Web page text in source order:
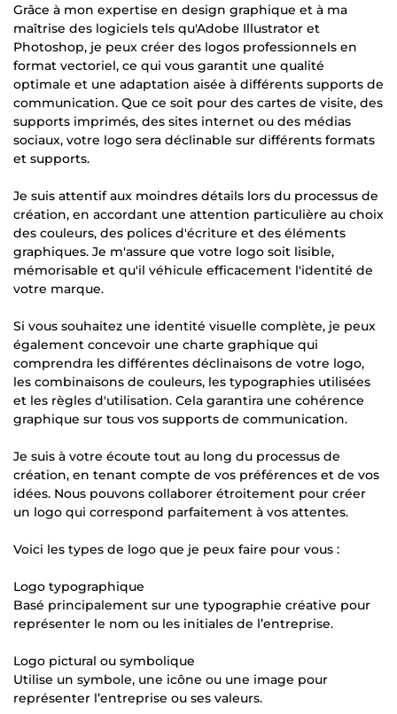
Grâce à mon expertise en design graphique et à ma
maîtrise des logiciels tels qu'Adobe Illustrator et
Photoshop, je peux créer des logos professionnels en
format vectoriel, ce qui vous garantit une qualité
optimale et une adaptation aisée à différents supports de
communication. Que ce soit pour des cartes de visite, des
supports imprimés, des sites internet ou des médias
sociaux, votre logo sera déclinable sur différents formats
et supports.
Je suis attentif aux moindres détails lors du processus de
création, en accordant une attention particulière au choix
des couleurs, des polices d'écriture et des éléments
graphiques. Je m'assure que votre logo soit lisible,
mémorisable et qu'il véhicule efficacement l'identité de
votre marque.
Si vous souhaitez une identité visuelle complète, je peux
également concevoir une charte graphique qui
comprendra les différentes déclinaisons de votre logo,
les combinaisons de couleurs, les typographies utilisées
et les règles d'utilisation. Cela garantira une cohérence
graphique sur tous vos supports de communication.
Je suis à votre écoute tout au long du processus de
création, en tenant compte de vos préférences et de vos
idées. Nous pouvons collaborer étroitement pour créer
un logo qui correspond parfaitement à vos attentes.
Voici les types de logo que je peux faire pour vous :
Logo typographique
Basé principalement sur une typographie créative pour
représenter le nom ou les initiales de l’entreprise.
Logo pictural ou symbolique
Utilise un symbole, une icône ou une image pour
représenter l’entreprise ou ses valeurs.